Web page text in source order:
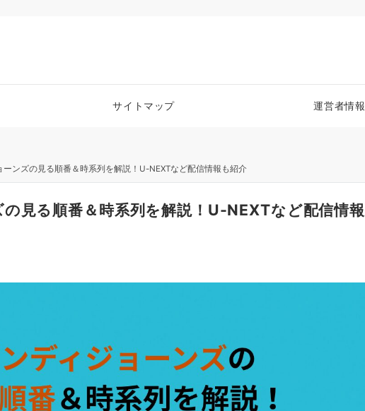
サイトマップ 運営者情報
ーンズの見る順番＆時系列を解説！U-NEXTなど配信情報も紹介
見る順番＆時系列を解説！U-NEXTなど配信情報